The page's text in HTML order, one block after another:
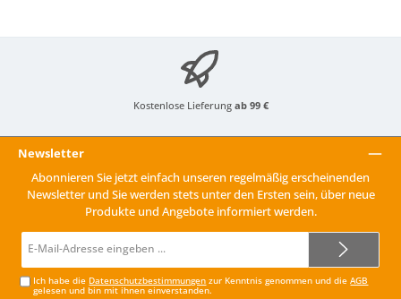
Kostenlose Lieferung ab 99 €
Newsletter
Abonnieren Sie jetzt einfach unseren regelmäßig erscheinenden
Newsletter und Sie werden stets unter den Ersten sein, über neue
Produkte und Angebote informiert werden.
Mail-
Ich habe die Datenschutzbestimmungen zur Kenntnis genommen und dieAGB
gelesen und bin mit ihnen einverstanden.